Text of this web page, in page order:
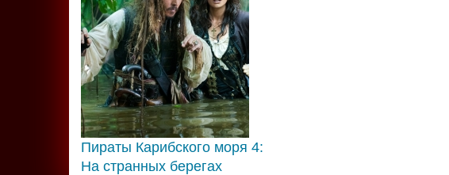
Пираты Карибского моря 4:
На странных берегах